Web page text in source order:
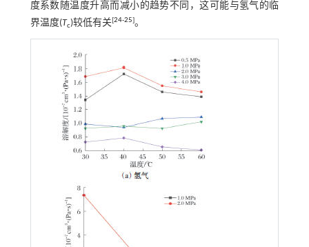
度系数随温度升高而减小的趋势不同，这可能与氢气的临
界温度(Tc)较低有关[24-25]。